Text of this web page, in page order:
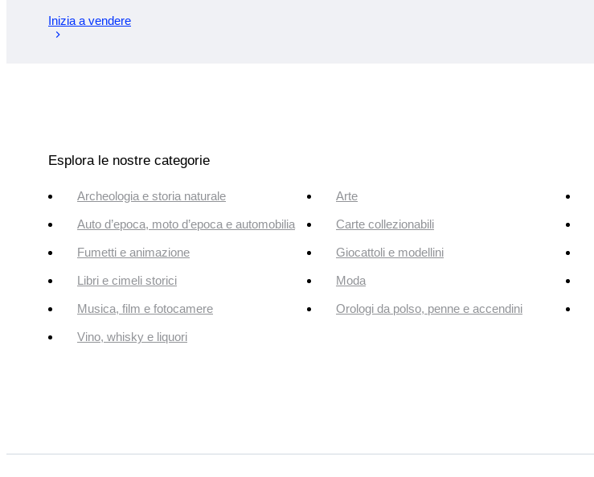
Inizia a vendere
Esplora le nostre categorie
Archeologia e storia naturale Arte
Auto d’epoca, moto d’epoca e automobilia Carte collezionabili
Fumetti e animazione Giocattoli e modellini
Libri e cimeli storici Moda
Musica, film e fotocamere Orologi da polso, penne e accendini
Vino, whisky e liquori